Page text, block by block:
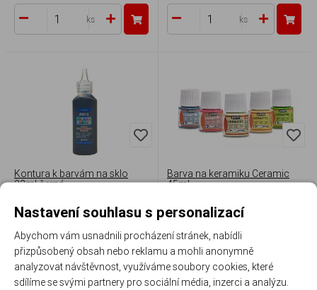
ks ks
Kontura k barvám na sklo
22ml černá
Skladem 6 ks
ks
Barva na keramiku Ceramic
45ml
Skladem 31 ks
Vybrat variantu
Nastavení souhlasu s personalizací
Abychom vám usnadnili procházení stránek, nabídli
přizpůsobený obsah nebo reklamu a mohli anonymně
analyzovat návštěvnost, využíváme soubory cookies, které
sdílíme se svými partnery pro sociální média, inzerci a analýzu.